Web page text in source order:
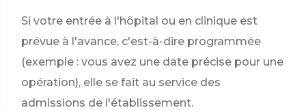
Si votre entrée à l'hôpital ou en clinique est
prévue à l'avance, c'est-à-dire programmée
(exemple : vous avez une date précise pour une
opération), elle se fait au service des
admissions de l'établissement.